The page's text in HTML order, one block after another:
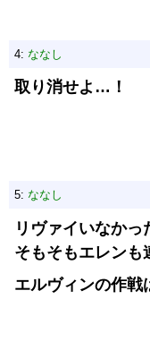
4: ななし
取り消せよ…！
5: ななし
リヴァイいなかっ
そもそもエレンも
エルヴィンの作戦